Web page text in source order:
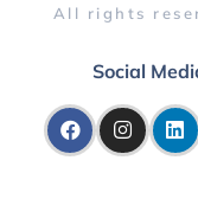
All rights
Social